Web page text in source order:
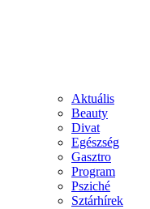
Aktuális
Beauty
Divat
Egészség
Gasztro
Program
Psziché
Sztárhírek